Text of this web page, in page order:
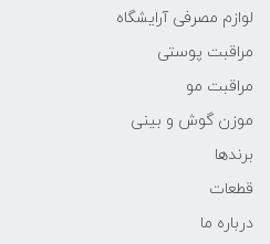
لوازم مصرفی آرایشگاه
مراقبت پوستی
مراقبت مو
موزن گوش و بینی
برندها
قطعات
درباره ما